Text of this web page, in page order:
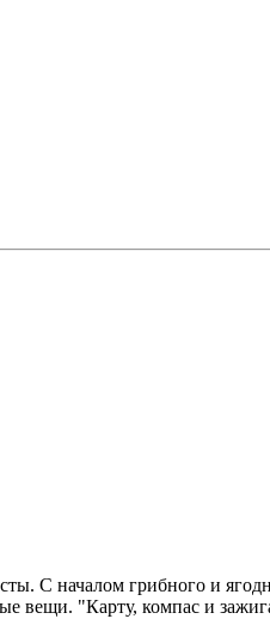
С началом грибного и
вещи. "Карту, компас и